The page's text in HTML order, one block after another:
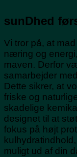
sunDhed
Vi tror på, at
næring og
maven. Derfor
samarbejder
Dette sikrer, at
friske og
skadelige
designet til at
fokus på højt
muligt ud af din